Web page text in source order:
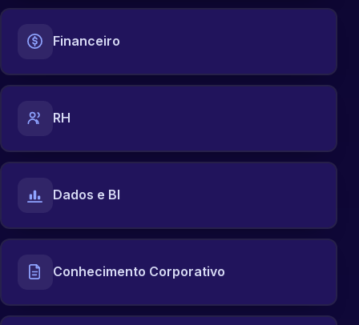
Financeiro
RH
Dados e BI
Conhecimento Corporativo